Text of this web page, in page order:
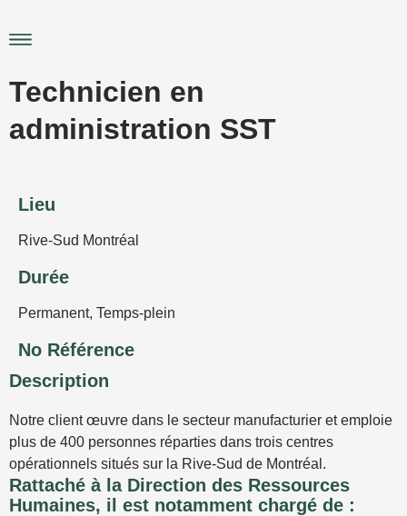
auMain
Technicien en
administration SST
Lieu
Rive-Sud Montréal
Durée
Permanent, Temps-plein
No Référence
Description
Notre client œuvre dans le secteur manufacturier et emploie
plus de 400 personnes réparties dans trois centres
opérationnels situés sur la Rive-Sud de Montréal.
Rattaché à la Direction des Ressources
Humaines, il est notamment chargé de :